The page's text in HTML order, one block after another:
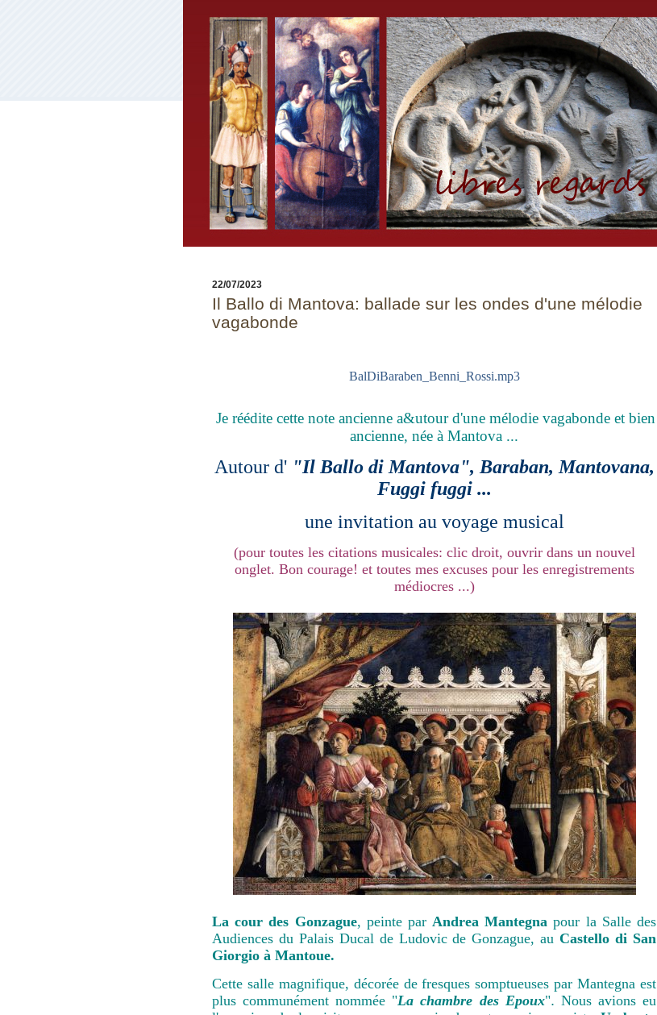
22/07/2023
Il Ballo di Mantova: ballade sur les ondes d'une mélodie
vagabonde
BalDiBaraben_Benni_Rossi.mp3
Je réédite cette note ancienne a&utour d'une mélodie vagabonde et bien
ancienne, née à Mantova ...
Autour d' "Il Ballo di Mantova", Baraban, Mantovana,
Fuggi fuggi ...
une invitation au voyage musical
(pour toutes les citations musicales: clic droit, ouvrir dans un nouvel
onglet. Bon courage! et toutes mes excuses pour les enregistrements
médiocres ...)
La cour des Gonzague, peinte par Andrea Mantegna pour la Salle des
Audiences du Palais Ducal de Ludovic de Gonzague, auCastello di San
Giorgio à Mantoue.
Cette salle magnifique, décorée de fresques somptueuses par Mantegna est
plus communément nommée "La chambre des Epoux". Nous avions eu